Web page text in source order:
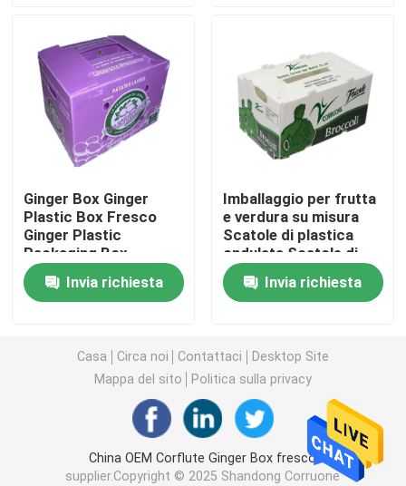
Guardia di plastica ondulata dell'albero
Bordo di Coroplast
Strati di plastica ondulati riciclati
Strato di Corflute
Copertura di plastica ondulata
Scatole ondulate di imballaggio di plastica
I pp hanno ondulato la scatola
Ginger Box Ginger
Plastic Box Fresco
Ginger Plastic
Packaging Box
Invia richiesta
Imballaggio per frutta
e verdura su misura
Scatole di plastica
ondulata Scatole di
imballaggio in PP
ondulateInvia richiesta
Casa Circa noi Contattaci
Desktop Site
Mappa del sito
Politica sulla privacy
China OEM Corflute Ginger Box fresco
supplier.Copyright © 2025 Shandong Corruone